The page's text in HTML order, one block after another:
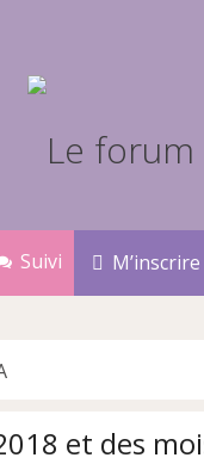
Suivi M’inscrire
et des